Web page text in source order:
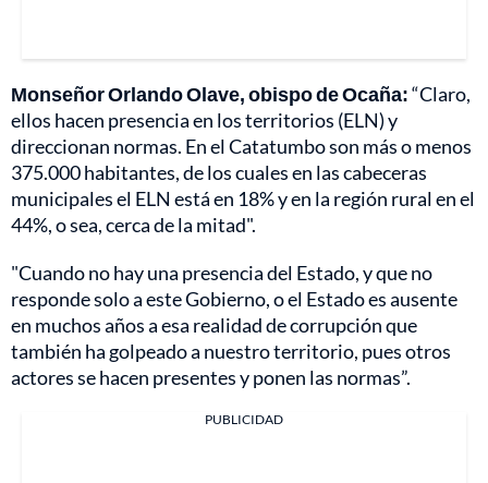
Monseñor Orlando Olave, obispo de Ocaña:“Claro,
ellos hacen presencia en los territorios (ELN) y
direccionan normas. En el Catatumbo son más o menos
375.000 habitantes, de los cuales en las cabeceras
municipales el ELN está en 18% y en la región rural en el
44%, o sea, cerca de la mitad".
"Cuando no hay una presencia del Estado, y que no
responde solo a este Gobierno, o el Estado es ausente
en muchos años a esa realidad de corrupción que
también ha golpeado a nuestro territorio, pues otros
actores se hacen presentes y ponen las normas”.
PUBLICIDAD